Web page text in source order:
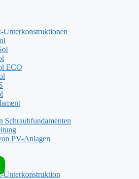
Unterkonstruktionen
ECO
Schraubfundamenten
PV-Anlagen
Unterkonstruktion